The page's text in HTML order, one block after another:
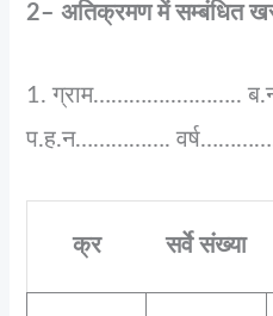
2– अतिक्रमण में सम्बंधित
1. ग्राम…………..………..
प.ह.न…………….
क्र सर्वे संख्या